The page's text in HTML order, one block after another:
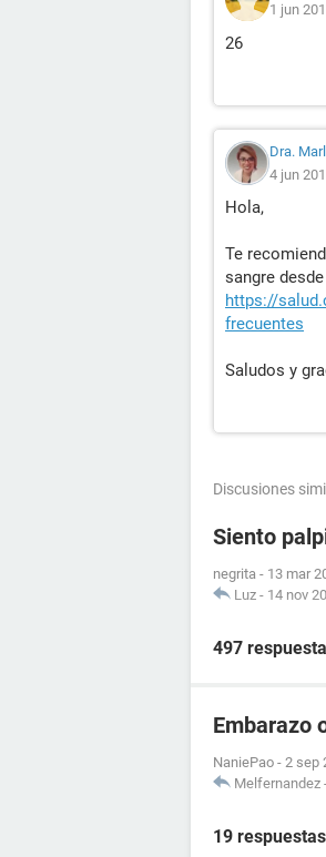
1 jun
26
Dra.
4 jun
Hola,
Te
sangre
https://
frecuentes
Saludos y
Discusiones
Siento
negrita - 13 mar
Luz - 14 nov
497
Embarazo
NaniePao - 2 sep
Melfernandez
19 respuestas